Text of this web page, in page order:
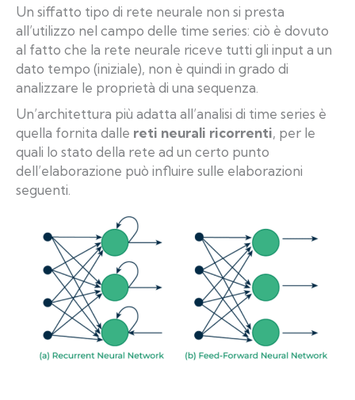
Un siffatto tipo di rete neurale non si presta
all’utilizzo nel campo delle time series: ciò è dovuto
al fatto che la rete neurale riceve tutti gli input a un
dato tempo (iniziale), non è quindi in grado di
analizzare le proprietà di una sequenza.
Un’architettura più adatta all’analisi di time series è
quella fornita dalle reti neurali ricorrenti, per le
quali lo stato della rete ad un certo punto
dell’elaborazione può influire sulle elaborazioni
seguenti.